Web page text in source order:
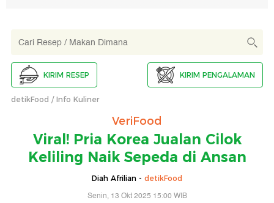
KIRIM RESEP KIRIM PENGALAMAN
detikFood Info Kuliner
VeriFood
Viral! Pria Korea Jualan Cilok
Keliling Naik Sepeda di Ansan
Diah Afrilian - detikFood
Senin, 13 Okt 2025 15:00 WIB